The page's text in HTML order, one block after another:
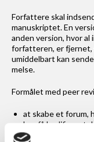
Modtag Learning
Om Learning Tech
Redaktionen
Historien bag
Læremiddeldidaktik
Forfattere skal
manuskriptet. En
anden version, hvor
forfatteren, er fjernet,
umiddelbart kan
melse.
Formålet med peer
at skabe et forum,
kan få kvalificeret
at give forfattere